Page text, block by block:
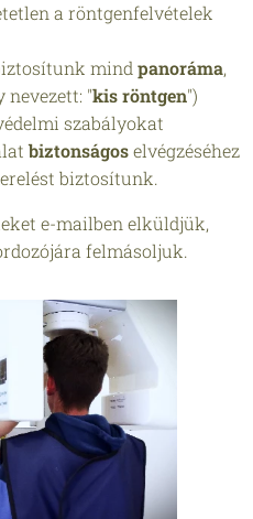
a röntgenfelvételek
mind panoráma,
"kis röntgen")
szabályokat
biztonságoselvégzéséhez
biztosítunk.
e-mailben elküldjük,
felmásoljuk.